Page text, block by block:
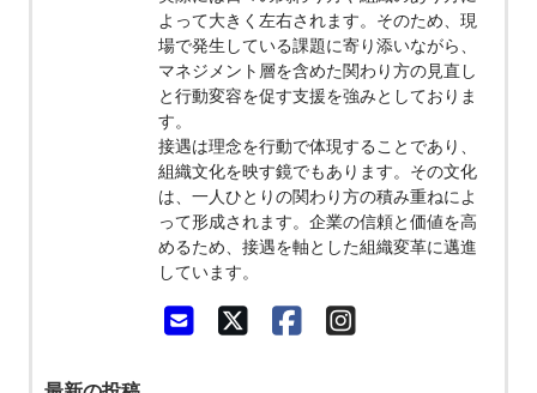
よって大きく左右されます。そのため、現
場で発生している課題に寄り添いながら、
マネジメント層を含めた関わり方の見直し
と行動変容を促す支援を強みとしておりま
す。
接遇は理念を行動で体現することであり、
組織文化を映す鏡でもあります。その文化
は、一人ひとりの関わり方の積み重ねによ
って形成されます。企業の信頼と価値を高
めるため、接遇を軸とした組織変革に邁進
しています。